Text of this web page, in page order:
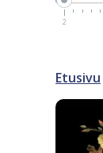
2
Etusivu